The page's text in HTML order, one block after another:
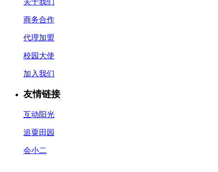
商务合作
代理加盟
校园大使
加入我们
友情链接
互动阳光
追粟田园
会小二